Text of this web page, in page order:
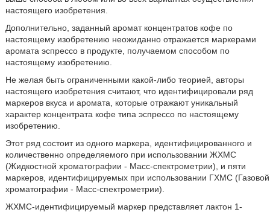
настоящего изобретения.
Дополнительно, заданный аромат концентратов кофе по
настоящему изобретению неожиданно отражается маркерами
аромата эспрессо в продукте, получаемом способом по
настоящему изобретению.
Не желая быть ограниченными какой-либо теорией, авторы
настоящего изобретения считают, что идентифицировали ряд
маркеров вкуса и аромата, которые отражают уникальный
характер концентрата кофе типа эспрессо по настоящему
изобретению.
Этот ряд состоит из одного маркера, идентифицированного и
количественно определяемого при использовании ЖХМС
(Жидкостной хроматографии - Масс-спектрометрии), и пяти
маркеров, идентифицируемых при использовании ГХМС (Газовой
хроматографии - Масс-спектрометрии).
ЖХМС-идентифицируемый маркер представляет лактон 1-